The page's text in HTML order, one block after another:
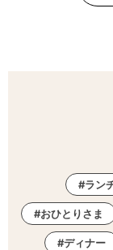
ラン
おひとりさま
ディナー